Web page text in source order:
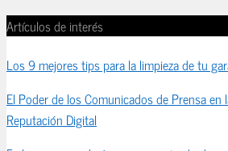
Artículos de interés
Los 9 mejores tips para la limpieza de tu
El Poder de los Comunicados de Prensa
Reputación Digital